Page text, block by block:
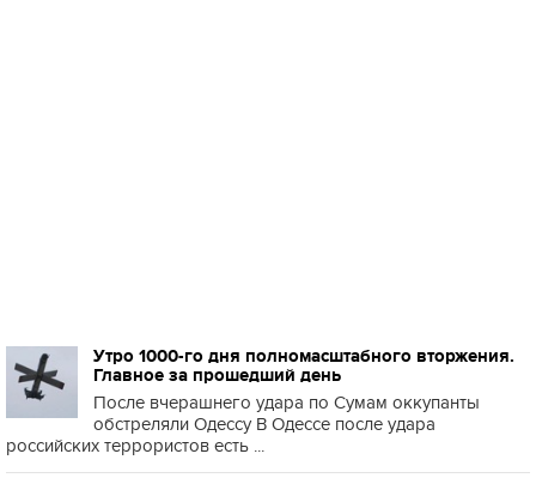
Утро 1000-го дня полномасштабного вторжения.
Главное за прошедший день
После вчерашнего удара по Сумам оккупанты
обстреляли Одессу В Одессе после удара
российских террористов есть ...